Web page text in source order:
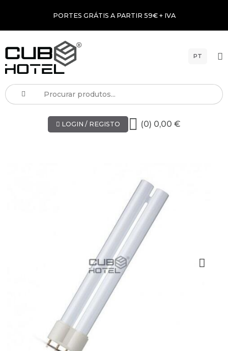
PORTES GRÁTIS A PARTIR 59€ + IVA
PT
LOGIN / REGISTO (0) 0,00 €